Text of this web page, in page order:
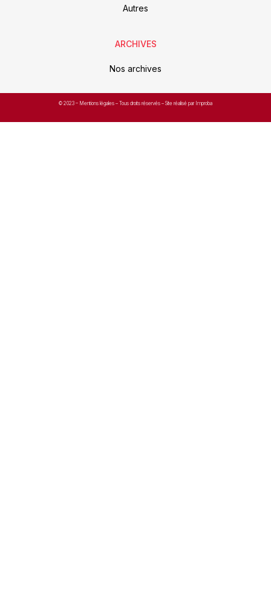
Autres
ARCHIVES
Nos archives
© 2023 – Mentions légales – Tous droits réservés – Site réalisé par Improba